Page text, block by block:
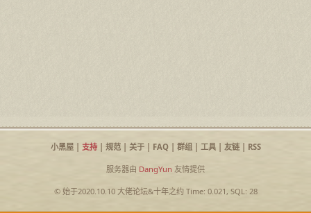
小黑屋| 支持| 规范| 关于| FAQ| 群组| 工具| 友链| RSS
服务器由 DangYun 友情提供
© 始于2020.10.10 大佬论坛&十年之约Time: 0.021, SQL: 28